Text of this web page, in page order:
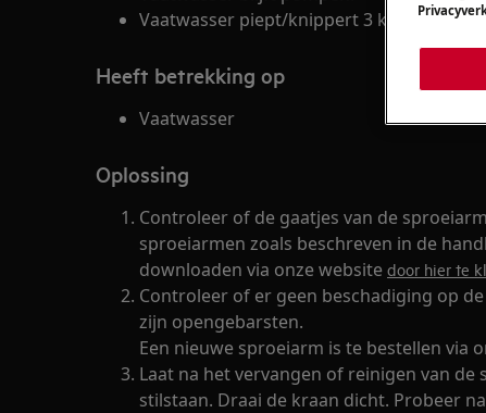
Vaatwasser piept/knippert 3 keer.
Heeft betrekking op
Vaatwasser
Oplossing
Controleer of de gaatjes van de
sproeiarmen zoals beschreven in de
downloaden via onze website door hier te
Controleer of er geen beschadiging op
zijn opengebarsten.
Een nieuwe sproeiarm is te bestellen via
Laat na het vervangen of reinigen van
stilstaan. Draai de kraan dicht. Probeer